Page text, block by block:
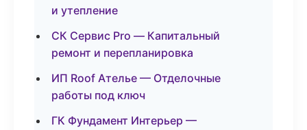
и утепление
СК Сервис Pro — Капитальный
ремонт и перепланировка
ИП Roof Ателье — Отделочные
работы под ключ
ГК Фундамент Интерьер —